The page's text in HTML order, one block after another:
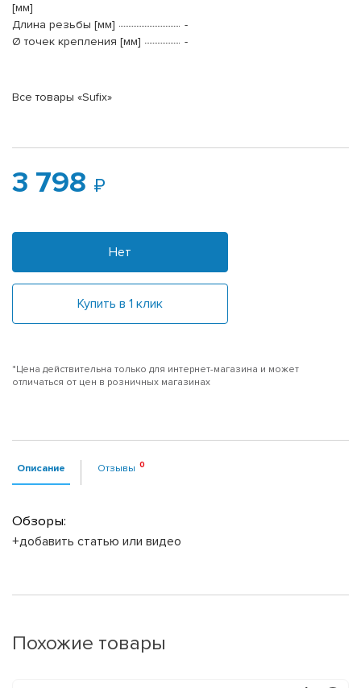
[мм]
Длина резьбы [мм]
-
Ø точек крепления [мм]
-
Все товары «Sufix»
3 798
Нет
Купить в 1 клик
*Цена действительна только для интернет-магазина и может
отличаться от цен в розничных магазинах
Описание Отзывы
Обзоры:
+добавить статью или видео
Похожие товары